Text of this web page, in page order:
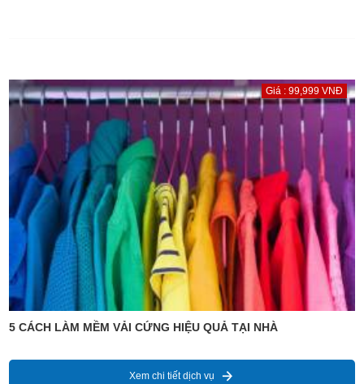
Giá : 99,999 VNĐ
5 CÁCH LÀM MỀM VẢI CỨNG HIỆU QUẢ TẠI NHÀ
Xem chi tiết dịch vụ